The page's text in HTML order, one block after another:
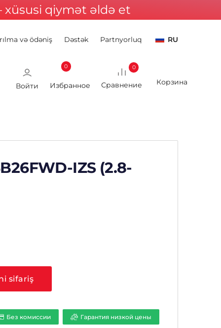
qiymət əldə et
və ödəniş Dəstək Partnyorluq RU
Войти
0 0
IZS (2.8-
sifariş
Без комиссии Гарантия низкой цены